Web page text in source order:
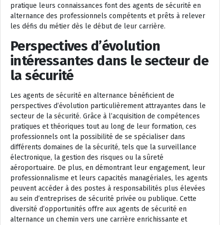
pratique leurs connaissances font des agents de sécurité en
alternance des professionnels compétents et prêts à relever
les défis du métier dès le début de leur carrière.
Perspectives d’évolution
intéressantes dans le secteur de
la sécurité
Les agents de sécurité en alternance bénéficient de
perspectives d’évolution particulièrement attrayantes dans le
secteur de la sécurité. Grâce à l’acquisition de compétences
pratiques et théoriques tout au long de leur formation, ces
professionnels ont la possibilité de se spécialiser dans
différents domaines de la sécurité, tels que la surveillance
électronique, la gestion des risques ou la sûreté
aéroportuaire. De plus, en démontrant leur engagement, leur
professionnalisme et leurs capacités managériales, les agents
peuvent accéder à des postes à responsabilités plus élevées
au sein d’entreprises de sécurité privée ou publique. Cette
diversité d’opportunités offre aux agents de sécurité en
alternance un chemin vers une carrière enrichissante et